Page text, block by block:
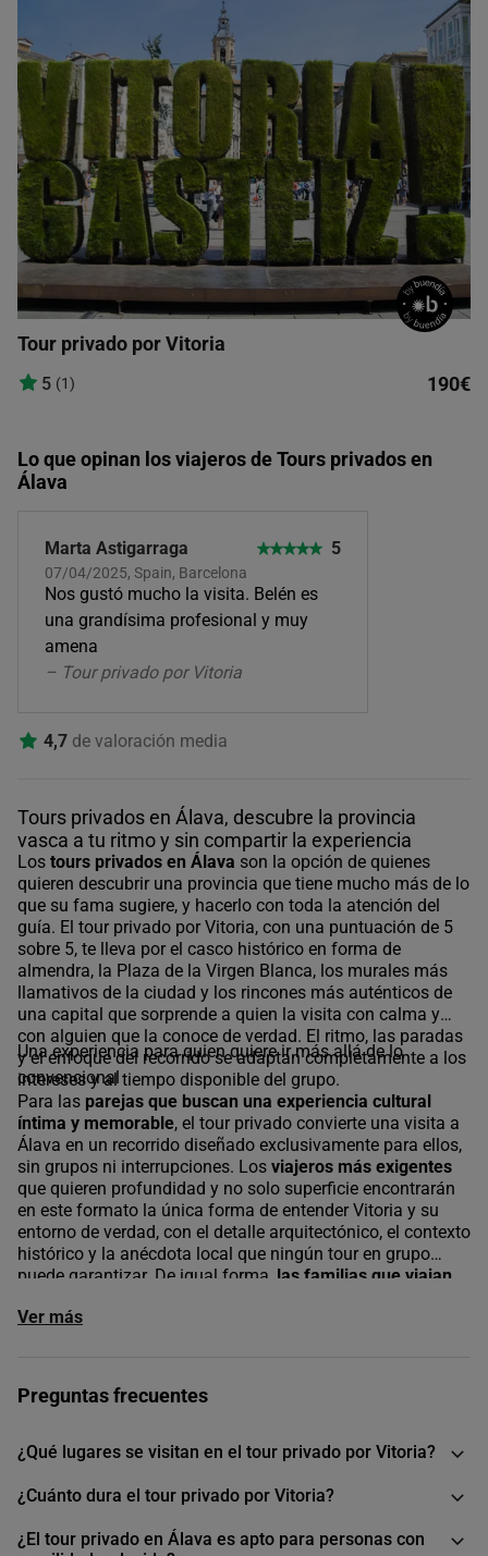
Tour privado por Vitoria
5 (1) 190€
Lo que opinan los viajeros de Tours privados en
Álava
Marta Astigarraga
07/04/2025, Spain, Barcelona
5
Nos gustó mucho la visita. Belén es
una grandísima profesional y muy
amena
– Tour privado por Vitoria
4,7 de valoración media
Tours privados en Álava, descubre la provincia
vasca a tu ritmo y sin compartir la experiencia
Los tours privados en Álava son la opción de quienes
quieren descubrir una provincia que tiene mucho más de lo
que su fama sugiere, y hacerlo con toda la atención del
guía. El tour privado por Vitoria, con una puntuación de 5
sobre 5, te lleva por el casco histórico en forma de
almendra, la Plaza de la Virgen Blanca, los murales más
llamativos de la ciudad y los rincones más auténticos de
una capital que sorprende a quien la visita con calma y
con alguien que la conoce de verdad. El ritmo, las paradas
y el enfoque del recorrido se adaptan completamente a los
intereses y al tiempo disponible del grupo.
Una experiencia para quien quiere ir más allá de lo
convencional
Para las parejas que buscan una experiencia cultural
íntima y memorable, el tour privado convierte una visita a
Álava en un recorrido diseñado exclusivamente para ellos,
sin grupos ni interrupciones. Los viajeros más exigentes
que quieren profundidad y no solo superficie encontrarán
en este formato la única forma de entender Vitoria y su
entorno de verdad, con el detalle arquitectónico, el contexto
histórico y la anécdota local que ningún tour en grupo
puede garantizar. De igual forma, las familias que viajan
privado para adaptar el ritmo y el contenido sin depender
capacidad de mostrar una Álava que pocos viajeros llegan
a conocer.
Ver más
Preguntas frecuentes
¿Qué lugares se visitan en el tour privado por Vitoria?
¿Cuánto dura el tour privado por Vitoria?
¿El tour privado en Álava es apto para personas con